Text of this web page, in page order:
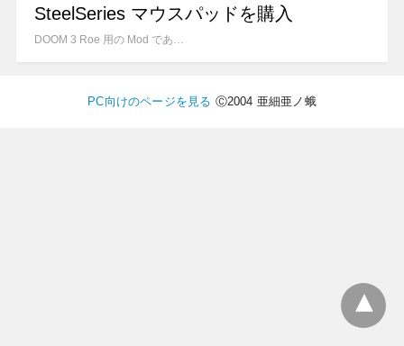
SteelSeries マウスパッドを購入
DOOM 3 Roe 用の Mod であ…
PC向けのページを見る Ⓒ2004 亜細亜ノ蛾